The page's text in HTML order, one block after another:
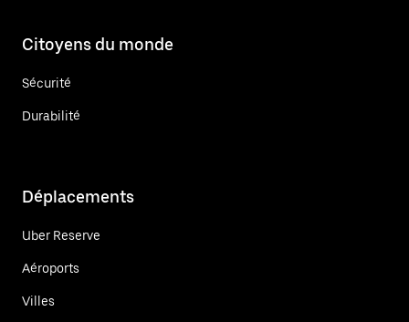
Citoyens du monde
Sécurité
Durabilité
Déplacements
Uber Reserve
Aéroports
Villes